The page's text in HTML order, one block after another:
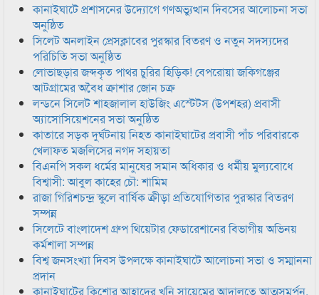
কানাইঘাটে প্রশাসনের উদ্যোগে গণঅভ্যুত্থান দিবসের আলোচনা সভা
অনুষ্ঠিত
সিলেট অনলাইন প্রেসক্লাবের পুরস্কার বিতরণ ও নতুন সদস্যদের
পরিচিতি সভা অনুষ্ঠিত
লোভাছড়ার জব্দকৃত পাথর চুরির হিড়িক! বেপরোয়া জকিগঞ্জের
আটগ্রামের অবৈধ ক্রাশার জোন চক্র
লন্ডনে সিলেট শাহজালাল হাউজিং এস্টেটস (উপশহর) প্রবাসী
অ্যাসোসিয়েশনের সভা অনুষ্ঠিত
কাতারে সড়ক দুর্ঘটনায় নিহত কানাইঘাটের প্রবাসী পাঁচ পরিবারকে
খেলাফত মজলিসের নগদ সহায়তা
বিএনপি সকল ধর্মের মানুষের সমান অধিকার ও ধর্মীয় মুল্যবোধে
বিশ্বাসী: আবুল কাহের চৌ: শামিম
রাজা গিরিশচন্দ্র স্কুলে বার্ষিক ক্রীড়া প্রতিযোগিতার পুরস্কার বিতরণ
সম্পন্ন
সিলেটে বাংলাদেশ গ্রুপ থিয়েটার ফেডারেশানের বিভাগীয় অভিনয়
কর্মশালা সম্পন্ন
বিশ্ব জনসংখ্যা দিবস উপলক্ষে কানাইঘাটে আলোচনা সভা ও সম্মাননা
প্রদান
কানাইঘাটের কিশোর আহাদের খুনি সায়েমের আদালতে আত্মসমর্পন,